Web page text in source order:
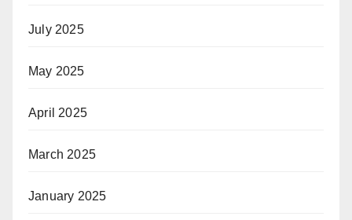
July 2025
May 2025
April 2025
March 2025
January 2025